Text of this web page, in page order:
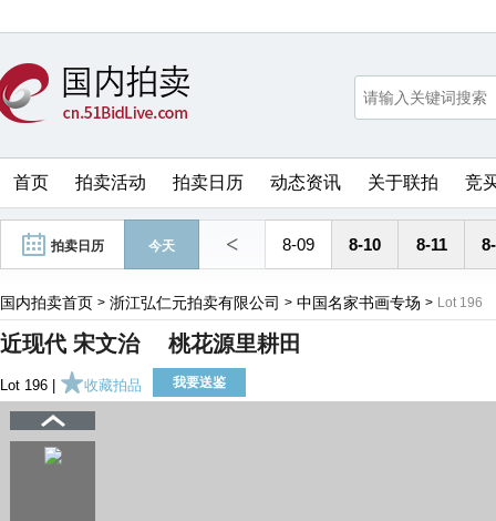
首页 拍卖活动 拍卖日历 动态资讯 关于联拍 竞
拍卖日历 今天 < 8-09 8-10 8-11
国内拍卖首页 > 浙江弘仁元拍卖有限公司 > 中国名家书画专场 > Lot 196
近现代 宋文治 桃花源里耕田
Lot 196 | 收藏拍品 我要送鉴